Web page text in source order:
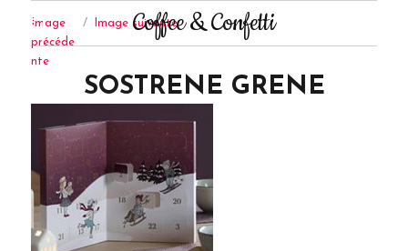
Coffee & Confetti
Image
précéde
nte
Image suivante
SOSTRENE GRENE